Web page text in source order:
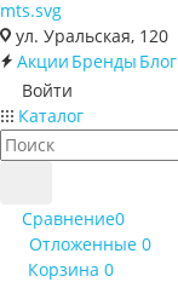
ул. Уральская, 120
Акции Бренды Блог
Войти
Каталог
Сравнение0
Отложенные 0
Корзина 0